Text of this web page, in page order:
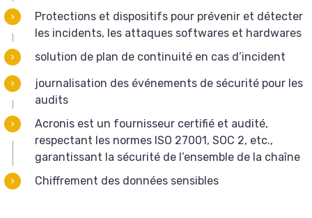
Protections et dispositifs pour prévenir et détecter
les incidents, les attaques softwares et hardwares
solution de plan de continuité en cas d’incident
journalisation des événements de sécurité pour les
audits
Acronis est un fournisseur certifié et audité,
respectant les normes ISO 27001, SOC 2, etc.,
garantissant la sécurité de l’ensemble de la chaîne
Chiffrement des données sensibles